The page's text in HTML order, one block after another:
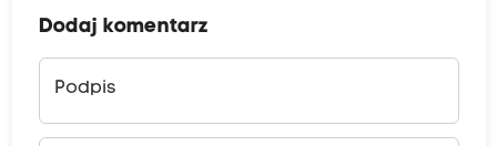
Dodaj komentarz
Podpis